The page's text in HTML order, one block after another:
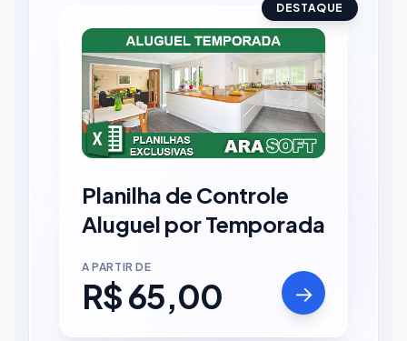
DESTAQUE
Planilha de Controle
Aluguel por Temporada
A PARTIR DE
R$ 65,00 →